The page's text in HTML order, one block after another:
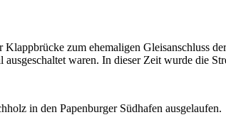
zum ehemaligen Gleisanschluss
waren. In dieser Zeit wurde die
in den Papenburger Südhafen ausgelaufen.